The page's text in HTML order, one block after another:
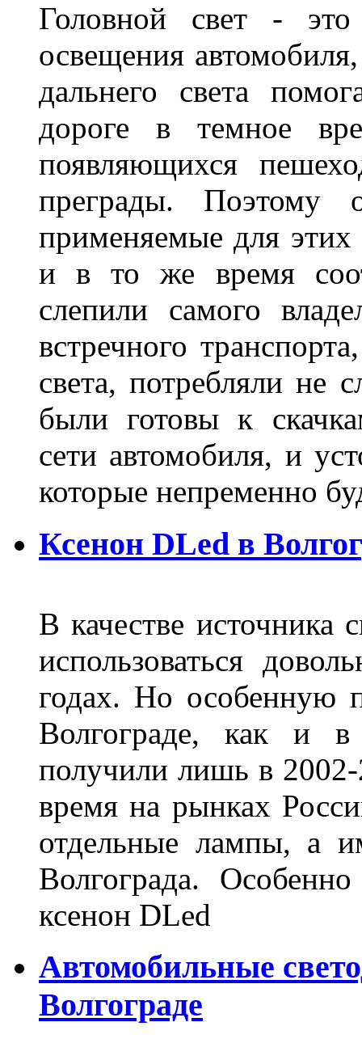
Головной свет -
освещения
дальнего света
дороге в темное
появляющихся
преграды. Поэтому
применяемые для
и в то же время
слепили самого
встречного
света, потребляли не
были готовы к
сети автомобиля, и
которые непременно
Ксенон DLed в
В качестве источника
использоваться
годах. Но особенную
Волгограде, как и
получили лишь в
время на рынках
отдельные лампы, а
Волгограда.
ксенон DLed
Автомобильные
Волгограде